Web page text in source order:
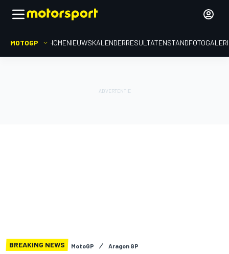
MOTOGP HOMENIEUWSKALENDERRESULTATENSTAND
BREAKING NEWS MotoGP Aragon GP